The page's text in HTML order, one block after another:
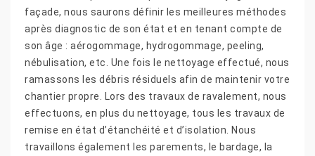
façade, nous saurons définir les meilleures méthodes
après diagnostic de son état et en tenant compte de
son âge : aérogommage, hydrogommage, peeling,
nébulisation, etc. Une fois le nettoyage effectué, nous
ramassons les débris résiduels afin de maintenir votre
chantier propre. Lors des travaux de ravalement, nous
effectuons, en plus du nettoyage, tous les travaux de
remise en état d’étanchéité et d’isolation. Nous
travaillons également les parements, le bardage, la